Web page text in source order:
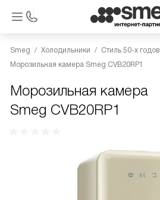
Smeg Холодильники
Стиль 50-х годов
Морозильная камера Smeg CVB20RP1
Морозильная камера
Smeg CVB20RP1